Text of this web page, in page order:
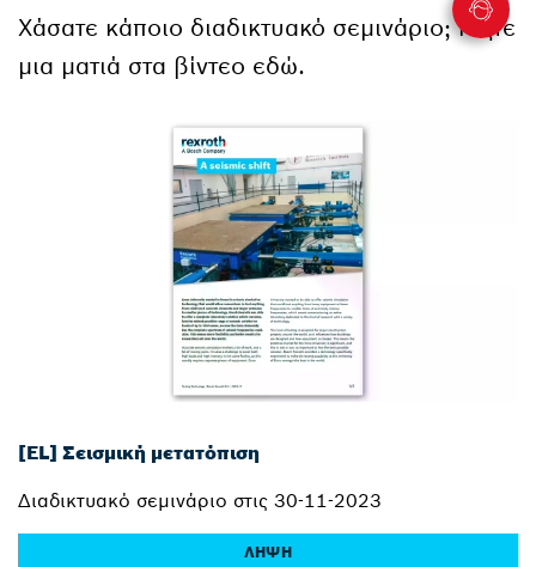
Χάσατε κάποιο διαδικτυακό σεμινάριο; Ρίξτε
μια ματιά στα βίντεο εδώ.
[EL] Σεισμική μετατόπιση
Διαδικτυακό σεμινάριο στις 30-11-2023
ΛΉΨΗ